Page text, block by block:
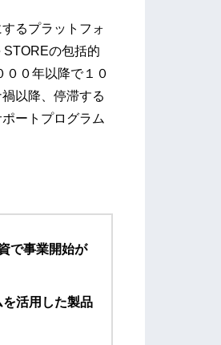
るプラットフォ
の包括的
００年以降で１０
以降、停滞する
ートプログラム
で事業開始が
活用した製品